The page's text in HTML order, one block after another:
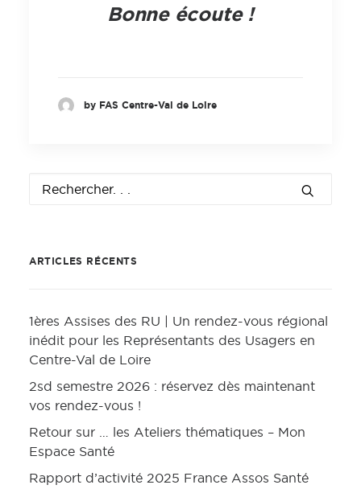
Bonne écoute !
by FAS Centre-Val de Loire
ARTICLES RÉCENTS
1ères Assises des RU | Un rendez-vous régional
inédit pour les Représentants des Usagers en
Centre-Val de Loire
2sd semestre 2026 : réservez dès maintenant
vos rendez-vous !
Retour sur … les Ateliers thématiques – Mon
Espace Santé
Rapport d’activité 2025 France Assos Santé